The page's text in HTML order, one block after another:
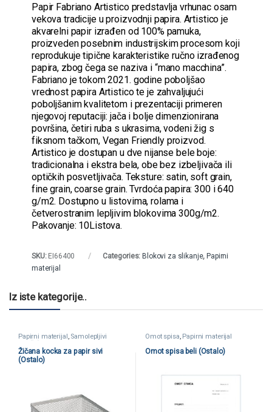
Papir Fabriano Artistico predstavlja vrhunac osam
vekova tradicije u proizvodnji papira. Artistico je
akvarelni papir izrađen od 100% pamuka,
proizveden posebnim industrijskim procesom koji
reprodukuje tipične karakteristike ručno izrađenog
papira, zbog čega se naziva i “mano macchina”.
Fabriano je tokom 2021. godine poboljšao
vrednost papira Artistico te je zahvaljujući
poboljšanim kvalitetom i prezentaciji primeren
njegovoj reputaciji: jača i bolje dimenzionirana
površina, četiri ruba s ukrasima, vodeni žig s
fiksnom tačkom, Vegan Friendly proizvod.
Artistico je dostupan u dve nijanse bele boje:
tradicionalna i ekstra bela, obe bez izbeljivača ili
optičkih posvetljivača. Teksture: satin, soft grain,
fine grain, coarse grain. Tvrdoća papira: 300 i 640
g/m2. Dostupno u listovima, rolama i
četverostranim lepljivim blokovima 300g/m2.
Pakovanje: 10Listova.
SKU: EI66400 Categories: Blokovi za slikanje, Papirni
materijal
Iz iste kategorije..
Papirni materijal Samolepljivi
blokčići
Žičana kocka za papir sivi
(Ostalo)
Omot spisa Papirni materijal
Omot spisa beli (Ostalo)